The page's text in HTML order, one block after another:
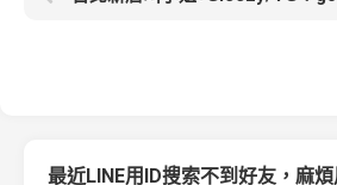
最近LINE用ID搜索不到好友，麻